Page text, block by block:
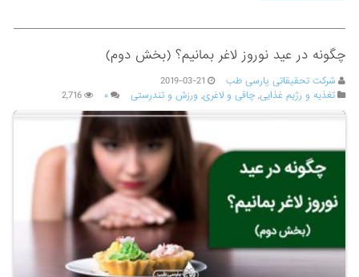
چگونه در عید نوروز لاغر بمانیم؟ (بخش دوم)
شرکت تحقیقاتی پارسی طب
2019-03-21
تغذیه و رژیم غذایی,چاقی و لاغری, ورزش و تندرستی ۰ 2,716